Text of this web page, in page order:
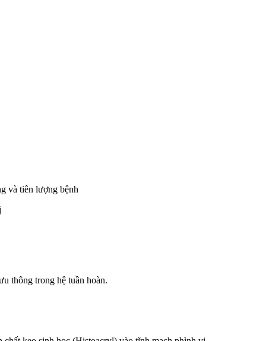
và tiên lượng bệnh
thông trong hệ tuần hoàn.